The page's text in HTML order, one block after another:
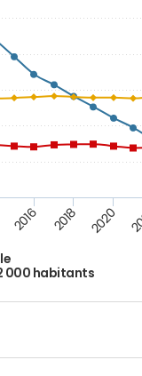
000 habitants
2016 2018 2020